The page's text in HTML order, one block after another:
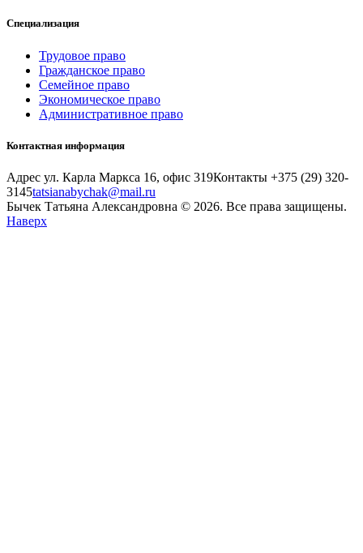
Специализация
Трудовое право
Гражданское право
Семейное право
Экономическое право
Административное право
Контактная информация
Адрес ул. Карла Маркса 16, офис 319Контакты +375 (29) 320-
3145tatsianabychak@mail.ru
Бычек Татьяна Александровна © 2026. Все права защищены.
Наверх